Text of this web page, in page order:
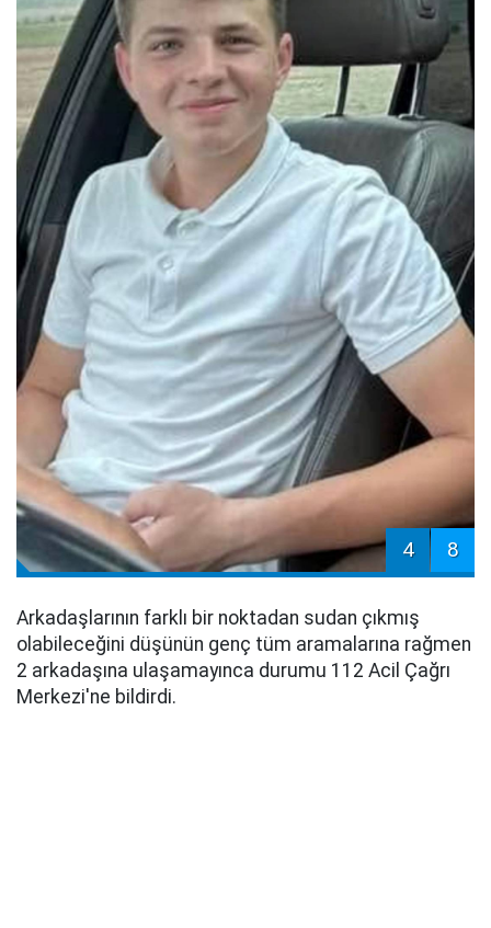
4 8
Arkadaşlarının farklı bir noktadan sudan çıkmış
olabileceğini düşünün genç tüm aramalarına rağmen
2 arkadaşına ulaşamayınca durumu 112 Acil Çağrı
Merkezi'ne bildirdi.